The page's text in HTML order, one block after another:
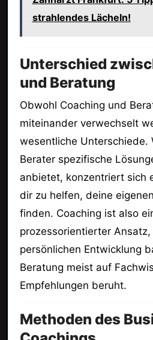
strahlendes Lächeln!
Unterschied
und Beratung
Obwohl Coaching und
miteinander verwechselt
wesentliche Unterschiede.
Berater spezifische
anbietet, konzentriert sich
dir zu helfen, deine
finden. Coaching ist also
prozessorientierter
persönlichen Entwicklung
Beratung meist auf
Empfehlungen beruht.
Methoden des